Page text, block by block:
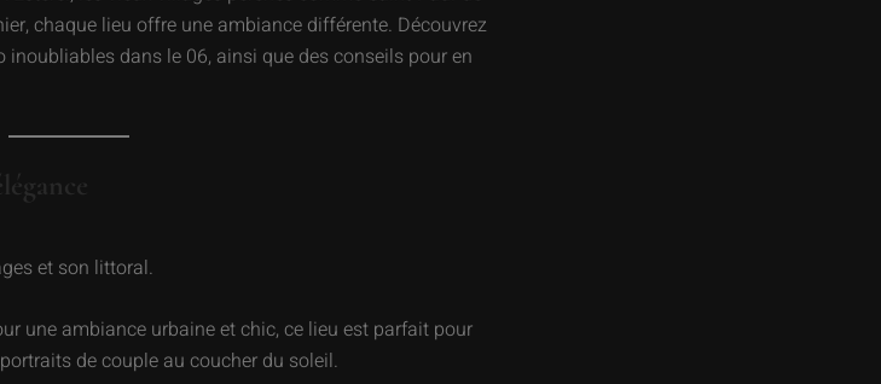
chaque lieu offre une ambiance différente. Découvrez
dans le 06, ainsi que des conseils pour en
et son littoral.
une ambiance urbaine et chic, ce lieu est parfait pour
de couple au coucher du soleil.